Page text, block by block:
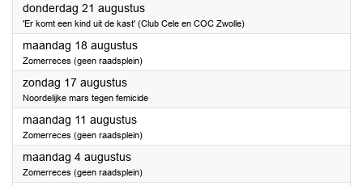
donderdag 21 augustus2025
'Er komt een kind uit de kast' (Club Cele en COC Zwolle)
maandag 18 augustus2025
Zomerreces (geen raadsplein)
zondag 17 augustus2025
Noordelijke mars tegen femicide
maandag 11 augustus2025
Zomerreces (geen raadsplein)
maandag 4 augustus2025
Zomerreces (geen raadsplein)